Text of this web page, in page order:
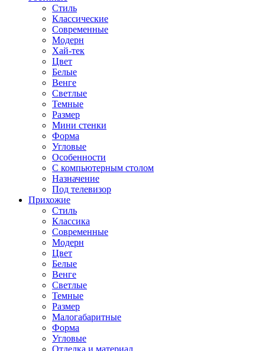
Стиль
Классические
Современные
Модерн
Хай-тек
Цвет
Белые
Венге
Светлые
Темные
Размер
Мини стенки
Форма
Угловые
Особенности
С компьютерным столом
Назначение
Под телевизор
Прихожие
Стиль
Классика
Современные
Модерн
Цвет
Белые
Венге
Светлые
Темные
Размер
Малогабаритные
Форма
Угловые
Отделка и материал